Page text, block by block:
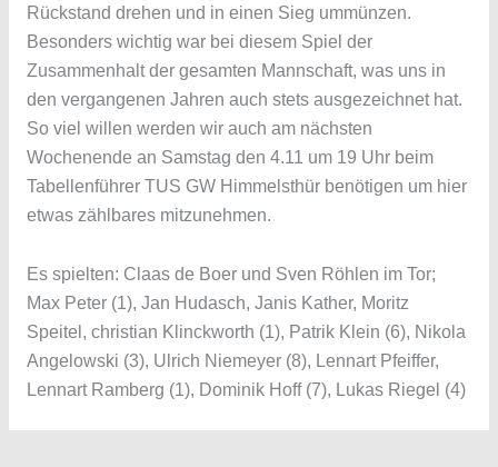
Rückstand drehen und in einen Sieg ummünzen.
Besonders wichtig war bei diesem Spiel der
Zusammenhalt der gesamten Mannschaft, was uns in
den vergangenen Jahren auch stets ausgezeichnet hat.
So viel willen werden wir auch am nächsten
Wochenende an Samstag den 4.11 um 19 Uhr beim
Tabellenführer TUS GW Himmelsthür benötigen um hier
etwas zählbares mitzunehmen.
Es spielten: Claas de Boer und Sven Röhlen im Tor;
Max Peter (1), Jan Hudasch, Janis Kather, Moritz
Speitel, christian Klinckworth (1), Patrik Klein (6), Nikola
Angelowski (3), Ulrich Niemeyer (8), Lennart Pfeiffer,
Lennart Ramberg (1), Dominik Hoff (7), Lukas Riegel (4)